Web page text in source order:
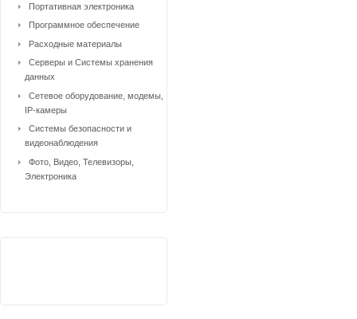
Портативная электроника
Программное обеспечение
Расходные материалы
Серверы и Системы хранения
данных
Сетевое оборудование, модемы,
IP-камеры
Системы безопасности и
видеонаблюдения
Фото, Видео, Телевизоры,
Электроника